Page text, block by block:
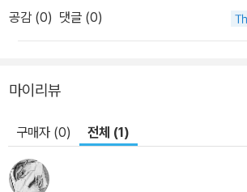
공감 (0) 댓글 (0)
마이리뷰
구매자 (0) 전체 (1)